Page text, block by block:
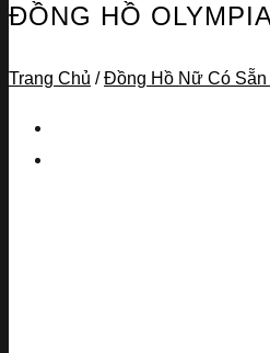
ĐỒNG HỒ
Trang Chủ / Đồng Hồ Nữ Có Sẵn